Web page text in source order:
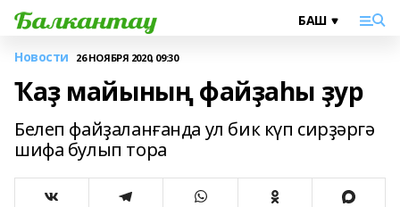
Новости 26 НОЯБРЯ 2020, 09:30
Ҡаҙ майының файҙаһы ҙур
Белеп файҙаланғанда ул бик күп сирҙәргә
шифа булып тора